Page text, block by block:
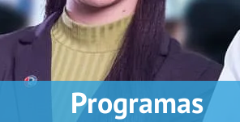
Programas